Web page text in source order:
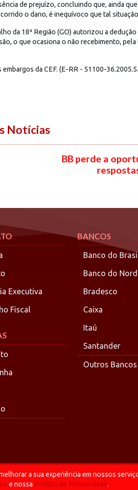
de prejuízo, concluindo que, ainda
o dano, é inequívoco que tal
da 18ª Região (GO) autorizou a
o que ocasiona o não recebimento,
da CEF. (E-RR - 51100-
Notícias
BB perde a
Executiva
Fiscal
BANCOS
Banco do
Banco do
Bradesco
Caixa
Itaú
Santander
Outros Bancos
a sua experiência em nossos
e nossa Política de Provacidade.